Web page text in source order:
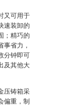
又可用于
速装卸的
；精巧的
事省力，
分钟即可
及其他大
压铸箱采
偏重，制